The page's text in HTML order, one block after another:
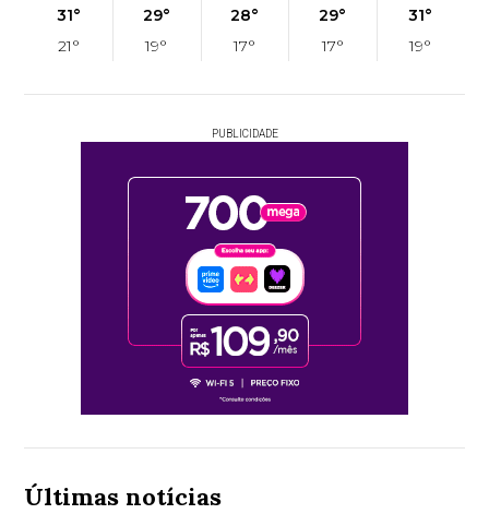
31°
21°
29°
19°
28°
17°
29°
17°
31°
19°
PUBLICIDADE
Últimas notícias